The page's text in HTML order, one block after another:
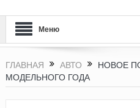
Меню
ГЛАВНАЯ АВТО
НОВОЕ
МОДЕЛЬНОГО ГОДА